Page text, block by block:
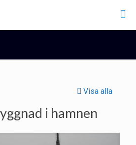
Visa alla
i hamnen